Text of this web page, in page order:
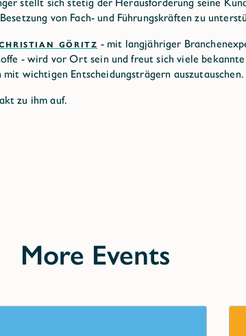
von Fach- und Führungskräften zu
GÖRITZ - mit langjähriger
- wird vor Ort sein und freut sich viele
mit wichtigen Entscheidungsträgern auszutauschen.
zu ihm auf.
More Events